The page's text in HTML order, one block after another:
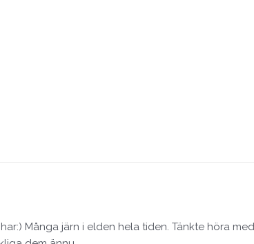
Många järn i elden hela tiden. Tänkte höra